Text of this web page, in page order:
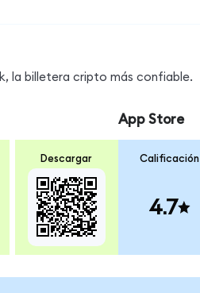
la billetera cripto más confiable.
Descargar
App Store
Calificación
4.7